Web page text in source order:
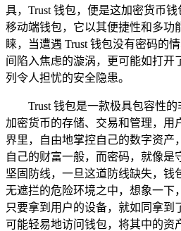
具，Trust 钱包，便是这加密货币
移动端钱包，它以其便捷性和多功
睐，当遭遇 Trust 钱包没有密码的
间陷入焦虑的漩涡，更可能如打开
列令人担忧的安全隐患。
Trust 钱包是一款极具包容性
加密货币的存储、交易和管理，用
界里，自由地掌控自己的数字资产
自己的财富一般，而密码，就像是
坚固防线，一旦这道防线缺失，钱
无遮拦的危险环境之中，想象一下
只要拿到用户的设备，就如同拿到
可能轻易地访问钱包，将其中的资